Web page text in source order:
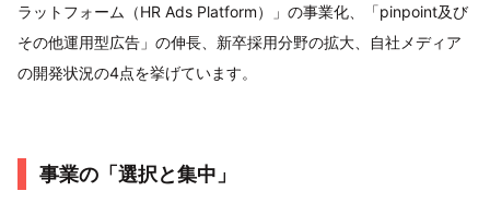
ラットフォーム（HR Ads Platform）」の事業化、「pinpoint及び
その他運用型広告」の伸長、新卒採用分野の拡大、自社メディア
の開発状況の4点を挙げています。
事業の「選択と集中」